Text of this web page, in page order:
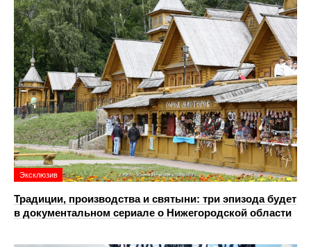
Эксклюзив
Традиции, производства и святыни: три эпизода будет
в документальном сериале о Нижегородской области